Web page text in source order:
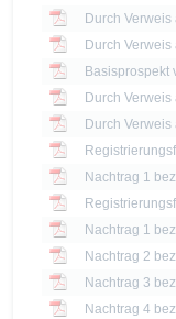
Basisprospekt
Nachtrag 1
Nachtrag 1
Nachtrag 2
Nachtrag 3
Nachtrag 4